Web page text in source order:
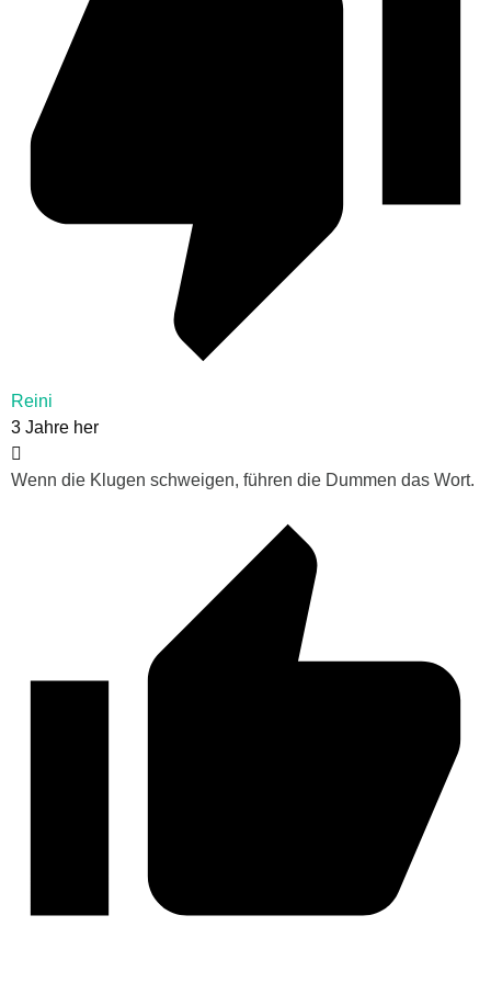
Reini
3 Jahre her
Wenn die Klugen schweigen, führen die Dummen das Wort.